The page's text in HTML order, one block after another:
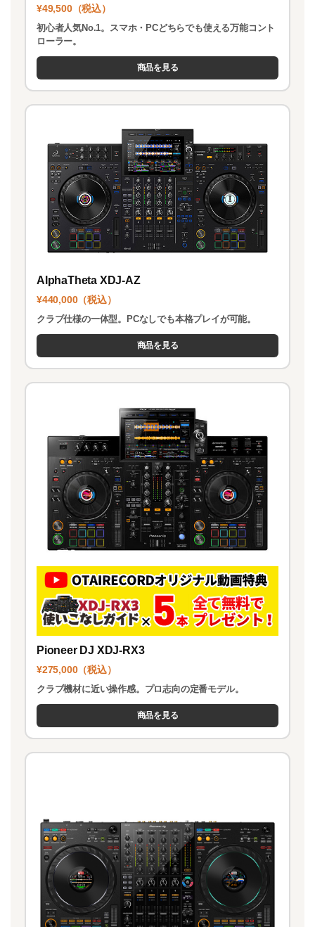
¥49,500（税込）
初心者人気No.1。スマホ・PCどちらでも使える万能コント
ローラー。
商品を見る
AlphaTheta XDJ-AZ
¥440,000（税込）
クラブ仕様の一体型。PCなしでも本格プレイが可能。
商品を見る
Pioneer DJ XDJ-RX3
¥275,000（税込）
クラブ機材に近い操作感。プロ志向の定番モデル。
商品を見る